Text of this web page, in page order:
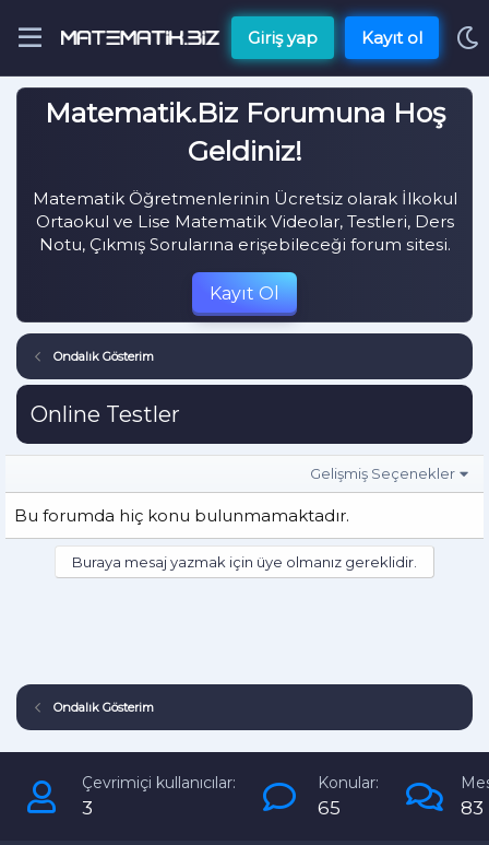
Giriş yap Kayıt ol
Matematik.Biz Forumuna Hoş
Geldiniz!
Matematik Öğretmenlerinin Ücretsiz olarak İlkokul
Ortaokul ve Lise Matematik Videolar, Testleri, Ders
Notu, Çıkmış Sorularına erişebileceği forum sitesi.
Kayıt Ol
Ondalık Gösterim
Online Testler
Gelişmiş Seçenekler
Bu forumda hiç konu bulunmamaktadır.
Buraya mesaj yazmak için üye olmanız gereklidir.
Ondalık Gösterim
Çevrimiçi kullanıcılar:
3
Konular:
65 83